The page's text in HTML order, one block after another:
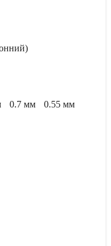
0.7 мм
0.55 мм